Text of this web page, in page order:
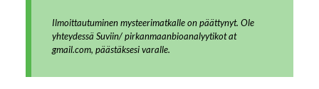
Ilmoittautuminen mysteerimatkalle on päättynyt. Ole
yhteydessä Suviin/ pirkanmaanbioanalyytikot at
gmail.com, päästäksesi varalle.